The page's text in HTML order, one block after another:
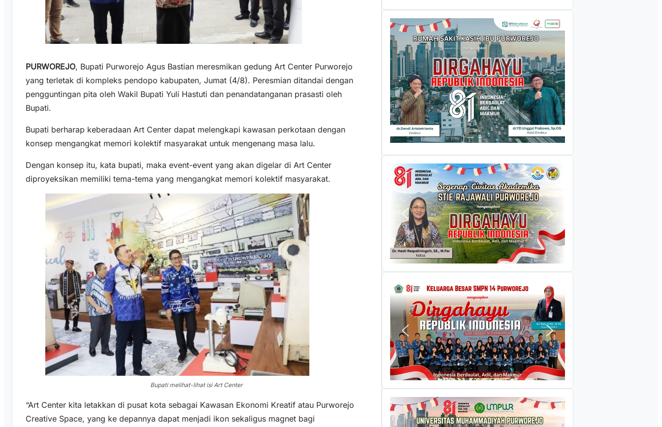
PURWOREJO, Bupati Purworejo Agus Bastian meresmikan gedung Art Center Purworejo
yang terletak di kompleks pendopo kabupaten, Jumat (4/8). Peresmian ditandai dengan
pengguntingan pita oleh Wakil Bupati Yuli Hastuti dan penandatanganan prasasti oleh
Bupati.
Bupati berharap keberadaan Art Center dapat melengkapi kawasan perkotaan dengan
konsep mengangkat memori kolektif masyarakat untuk mengenang masa lalu.
Dengan konsep itu, kata bupati, maka event-event yang akan digelar di Art Center
diproyeksikan memiliki tema-tema yang mengangkat memori kolektif masyarakat.
Bupati melihat-lihat isi Art Center
“Art Center kita letakkan di pusat kota sebagai Kawasan Ekonomi Kreatif atau Purworejo
Creative Space, yang ke depannya dapat menjadi ikon sekaligus magnet bagi